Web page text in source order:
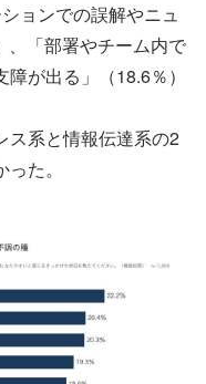
ョンでの誤解やニュ
、「部署やチーム内で
が出る」（18.6％）
ス系と情報伝達系の2
た。